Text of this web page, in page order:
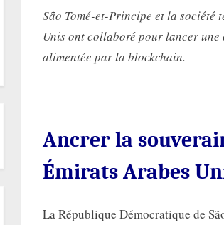
São Tomé-et-Principe et la société
Unis ont collaboré pour lancer
alimentée par la blockchain.
Ancrer la
Émirats Arabes
La République Démocratique de